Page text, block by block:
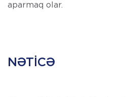
aparmaq olar.
NƏTICƏ